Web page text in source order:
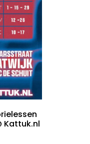
Kattuk.nl